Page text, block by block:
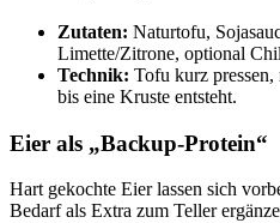
Zutaten: Naturtofu,
Limette/Zitrone, optional
Technik: Tofu kurz
bis eine Kruste entsteht.
Eier als „Backup-Protein“
Hart gekochte Eier lassen sich
Bedarf als Extra zum Teller